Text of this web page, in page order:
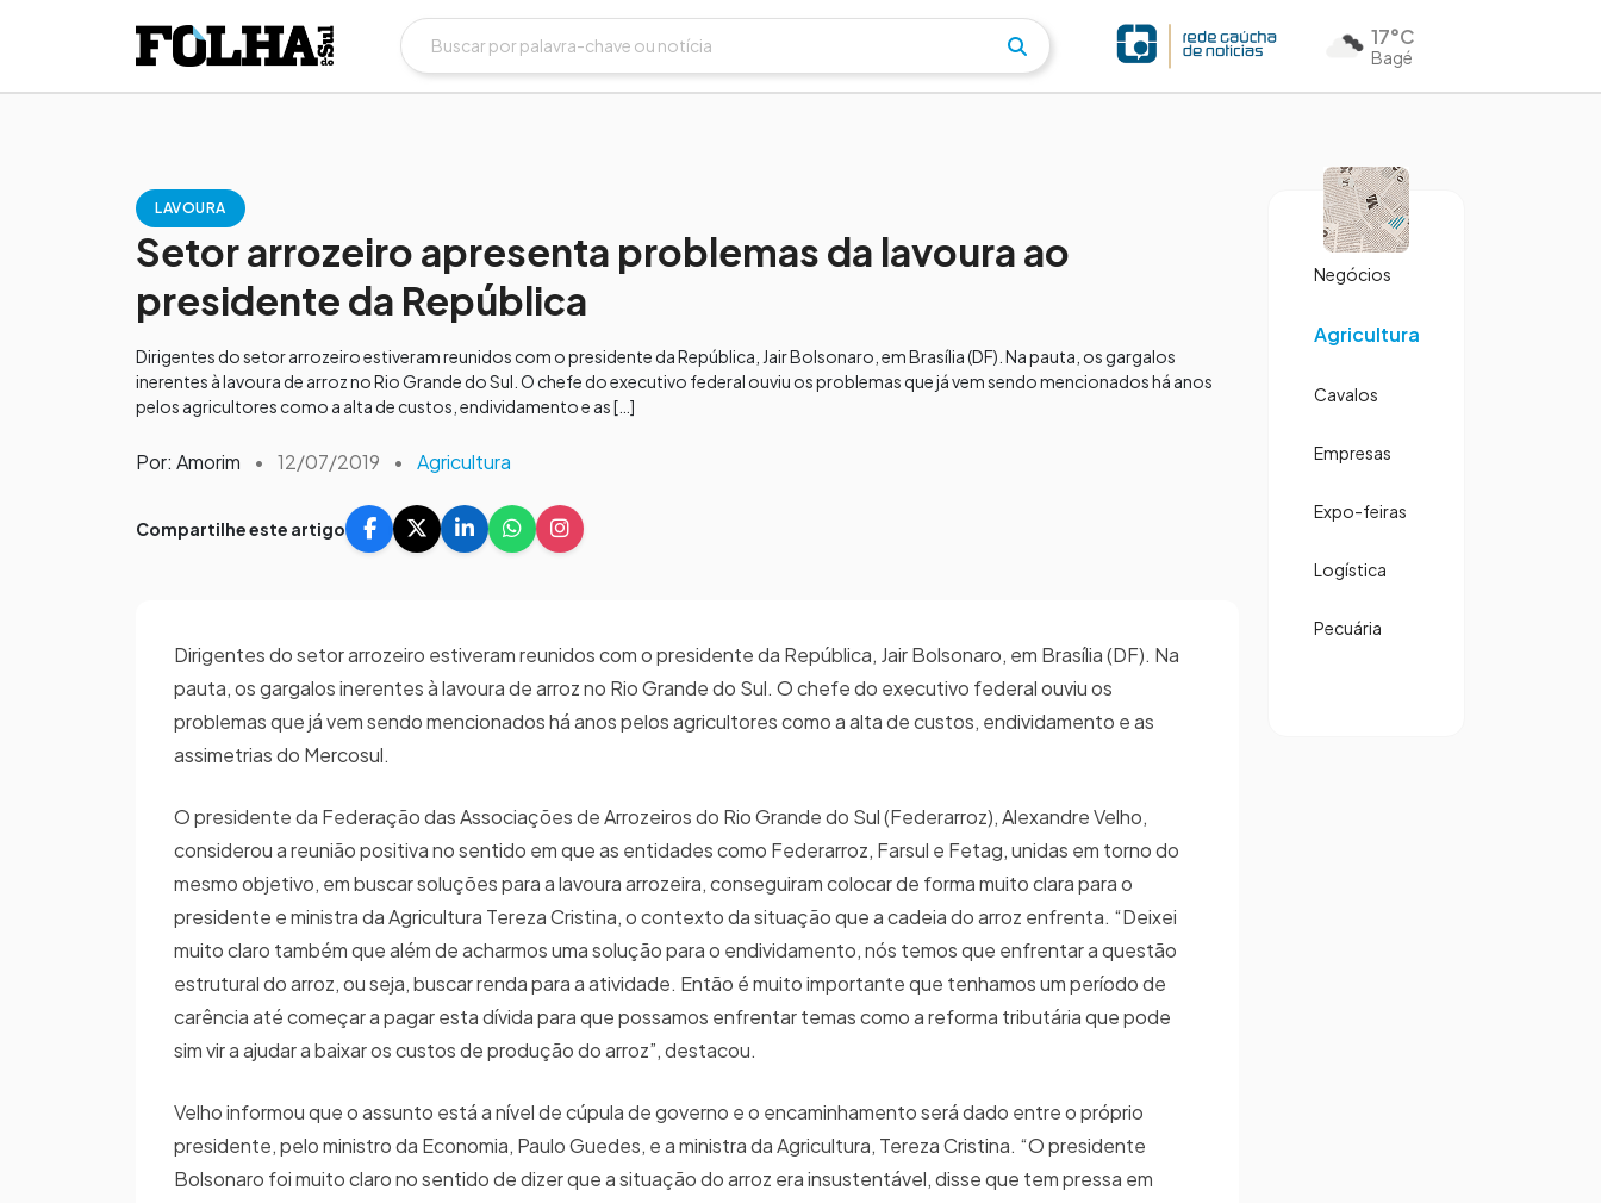
17°C
Bagé
LAVOURA
Setor arrozeiro apresenta problemas da lavoura ao
presidente da República
Dirigentes do setor arrozeiro estiveram reunidos com o presidente da República, Jair Bolsonaro, em Brasília (DF). Na pauta, os gargalos
inerentes à lavoura de arroz no Rio Grande do Sul. O chefe do executivo federal ouviu os problemas que já vem sendo mencionados há anos
pelos agricultores como a alta de custos, endividamento e as […]
Por: Amorim • 12/07/2019 • Agricultura
Compartilhe este artigo
Dirigentes do setor arrozeiro estiveram reunidos com o presidente da República, Jair Bolsonaro, em Brasília (DF). Na
pauta, os gargalos inerentes à lavoura de arroz no Rio Grande do Sul. O chefe do executivo federal ouviu os
problemas que já vem sendo mencionados há anos pelos agricultores como a alta de custos, endividamento e as
assimetrias do Mercosul.
O presidente da Federação das Associações de Arrozeiros do Rio Grande do Sul (Federarroz), Alexandre Velho,
considerou a reunião positiva no sentido em que as entidades como Federarroz, Farsul e Fetag, unidas em torno do
mesmo objetivo, em buscar soluções para a lavoura arrozeira, conseguiram colocar de forma muito clara para o
presidente e ministra da Agricultura Tereza Cristina, o contexto da situação que a cadeia do arroz enfrenta. “Deixei
muito claro também que além de acharmos uma solução para o endividamento, nós temos que enfrentar a questão
estrutural do arroz, ou seja, buscar renda para a atividade. Então é muito importante que tenhamos um período de
carência até começar a pagar esta dívida para que possamos enfrentar temas como a reforma tributária que pode
sim vir a ajudar a baixar os custos de produção do arroz”, destacou.
Velho informou que o assunto está a nível de cúpula de governo e o encaminhamento será dado entre o próprio
presidente, pelo ministro da Economia, Paulo Guedes, e a ministra da Agricultura, Tereza Cristina. “O presidente
Bolsonaro foi muito claro no sentido de dizer que a situação do arroz era insustentável, disse que tem pressa em
Negócios
Agricultura
Cavalos
Empresas
Expo-feiras
Logística
Pecuária